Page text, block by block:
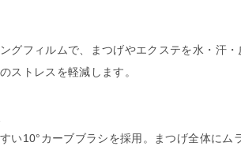
グフィルムで、まつげやエクステを水・汗
ストレスを軽減します。
い10°カーブブラシを採用。まつげ全体に